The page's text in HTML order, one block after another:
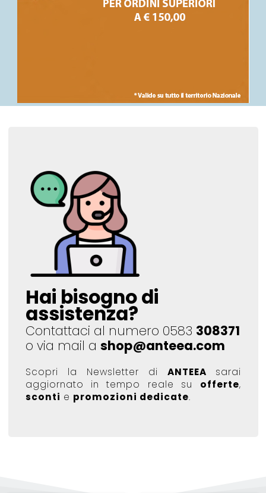
Hai bisogno di
assistenza?
Contattaci al numero 0583 308371
o via mail a shop@anteea.com
Scopri la Newsletter di ANTEEA sarai
aggiornato in tempo reale su offerte,
sconti e promozioni dedicate.